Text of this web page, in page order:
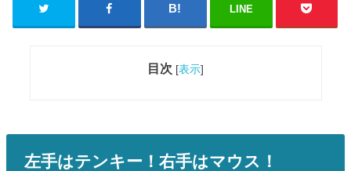
LINE
目次 [表示]
左手はテンキー！右手はマウス！